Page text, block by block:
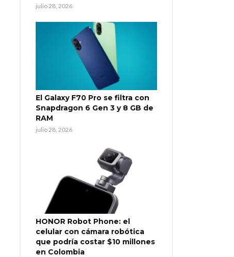
julio 28, 2026
El Galaxy F70 Pro se filtra con
Snapdragon 6 Gen 3 y 8 GB de
RAM
julio 28, 2026
HONOR Robot Phone: el
celular con cámara robótica
que podría costar $10 millones
en Colombia